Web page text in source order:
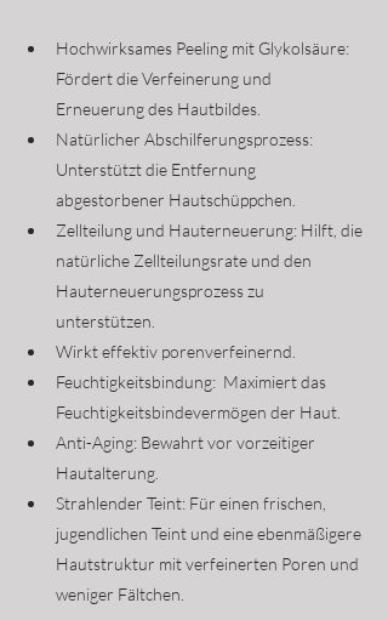
Hochwirksames Peeling mit Glykolsäure:
Fördert die Verfeinerung und
Erneuerung des Hautbildes.
Natürlicher Abschilferungsprozess:
Unterstützt die Entfernung
abgestorbener Hautschüppchen.
Zellteilung und Hauterneuerung: Hilft, die
natürliche Zellteilungsrate und den
Hauterneuerungsprozess zu
unterstützen.
Wirkt effektiv porenverfeinernd.
Feuchtigkeitsbindung:  Maximiert das
Feuchtigkeitsbindevermögen der Haut.
Anti-Aging: Bewahrt vor vorzeitiger
Hautalterung.
Strahlender Teint: Für einen frischen,
jugendlichen Teint und eine ebenmäßigere
Hautstruktur mit verfeinerten Poren und
weniger Fältchen.